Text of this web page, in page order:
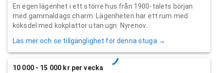
En egen lägenhet i ett större hus från 1900-talets början
med gammaldags charm. Lägenheten har ett rum med
köksdel med kokplattor utan ugn. Nyrenov...
Läs mer och se tillgänglighet för denna stuga →
10 000 - 15 000 kr per vecka